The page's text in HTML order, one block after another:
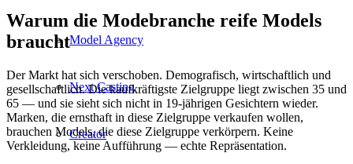
Model Agency
Next Casting
Creator
Warum die Modebranche reife Models
braucht
Der Markt hat sich verschoben. Demografisch, wirtschaftlich und
gesellschaftlich. Die kaufkräftigste Zielgruppe liegt zwischen 35 und
65 — und sie sieht sich nicht in 19-jährigen Gesichtern wieder.
Marken, die ernsthaft in diese Zielgruppe verkaufen wollen,
brauchen Models, die diese Zielgruppe verkörpern. Keine
Verkleidung, keine Aufführung — echte Repräsentation.